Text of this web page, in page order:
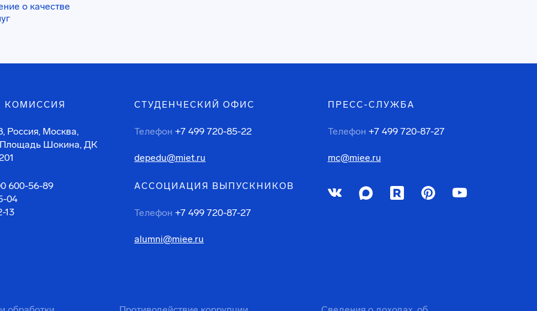
о качестве
КОМИССИЯ
Россия, Москва,
Площадь Шокина, ДК
600-56-89
04
13
СТУДЕНЧЕСКИЙ ОФИС
Телефон +7 499 720-85-22
depedu@miet.ru
АССОЦИАЦИЯ ВЫПУСКНИКОВ
Телефон +7 499 720-87-27
alumni@miee.ru
ПРЕСС-СЛУЖБА
Телефон +7 499 720-87-27
mc@miee.ru